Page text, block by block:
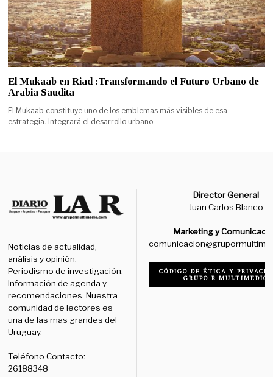
El Mukaab en Riad :Transformando el Futuro Urbano de
Arabia Saudita
El Mukaab constituye uno de los emblemas más visibles de esa
estrategia. Integrará el desarrollo urbano
Noticias de actualidad,
análisis y opinión.
Periodismo de investigación,
Información de agenda y
recomendaciones. Nuestra
comunidad de lectores es
una de las mas grandes del
Uruguay.
Teléfono Contacto:
26188348
Director General
Juan Carlos Blanco
Marketing y
CÓDIGO DE ÉTICA Y
GRUPO R MULTIMEDIO